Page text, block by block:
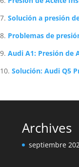
Solución a presión
Problemas de
Audi A1: Presión de
Solución: Audi Q5
Archives
septiembre